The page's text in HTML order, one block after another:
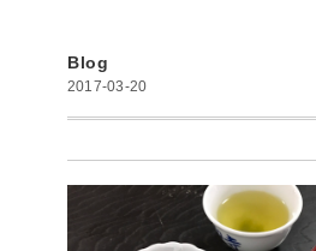
Blog
2017-03-20